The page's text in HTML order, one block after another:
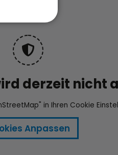
derzeit nicht
in Ihren Cookie
Anpassen